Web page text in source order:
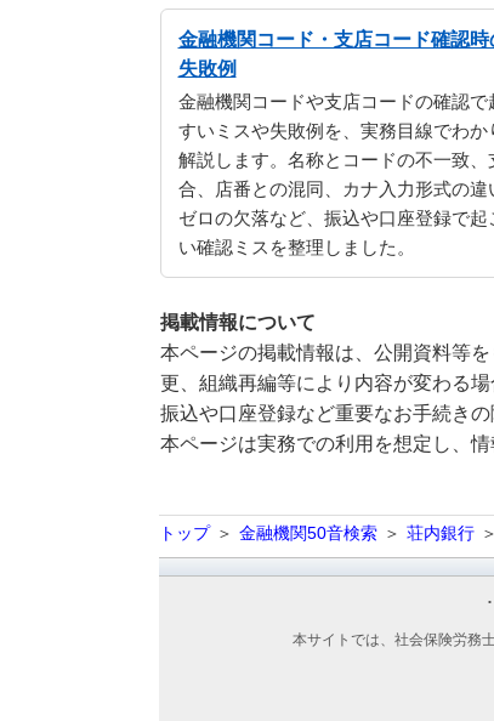
金融機関コード・支店コード確認時
失敗例
金融機関コードや支店コードの確認で
すいミスや失敗例を、実務目線でわか
解説します。名称とコードの不一致、
合、店番との混同、カナ入力形式の違
ゼロの欠落など、振込や口座登録で起
い確認ミスを整理しました。
掲載情報について
本ページの掲載情報は、公開資料等
更、組織再編等により内容が変わる場
振込や口座登録など重要なお手続き
本ページは実務での利用を想定し、
トップ 金融機関50音検索 荘内銀行
本サイトでは、社会保険労務